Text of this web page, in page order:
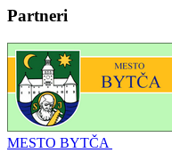
Partneri
MESTO BYTČA